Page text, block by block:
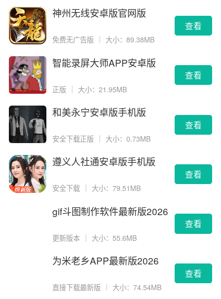
神州无线安卓版官网版
免费无广告版 大小：89.38MB
查看
智能录屏大师APP安卓版
正版 ｜ 大小：21.95MB
查看
和美永宁安卓版手机版
安全下载正版 大小：0.73MB
查看
遵义人社通安卓版手机版
安全下载 大小：79.51MB
查看
gif斗图制作软件最新版2026
更新版本 ｜ 大小：55.6MB
查看
为米老乡APP最新版2026
直接下载最新版 大小：74.54MB
查看